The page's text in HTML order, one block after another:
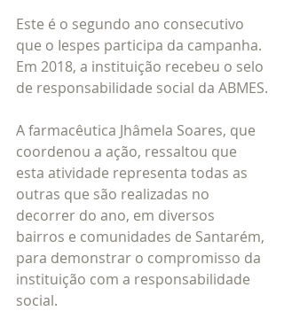
Este é o segundo ano consecutivo
que o Iespes participa da campanha.
Em 2018, a instituição recebeu o selo
de responsabilidade social da ABMES.
A farmacêutica Jhâmela Soares, que
coordenou a ação, ressaltou que
esta atividade representa todas as
outras que são realizadas no
decorrer do ano, em diversos
bairros e comunidades de Santarém,
para demonstrar o compromisso da
instituição com a responsabilidade
social.